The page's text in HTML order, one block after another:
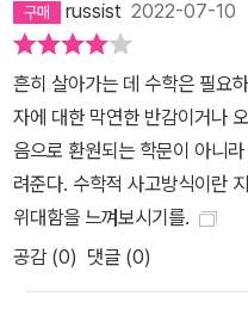
유도해내며 독자와 함께 ‘유레
가지고 『프린키피아』의 핵심
를 외치러 기하학 여행을 떠나
라 있던 독자들의 갈증을 해소시켜줄 것이다. 천
자가 들려주는 동서양의 기하학 역사에서 거대 마젤란 망원경까지 박
정혁 서강대학교 물리학과 교
자”라고 추천사에서 소개했듯,
russist 2022-07-10
흔히 살아가는 데 수학은 필요
자에 대한 막연한 반감이거나
음으로 환원되는 학문이 아니
려준다. 수학적 사고방식이란
위대함을 느껴보시기를.
공감 (0) 댓글 (0)